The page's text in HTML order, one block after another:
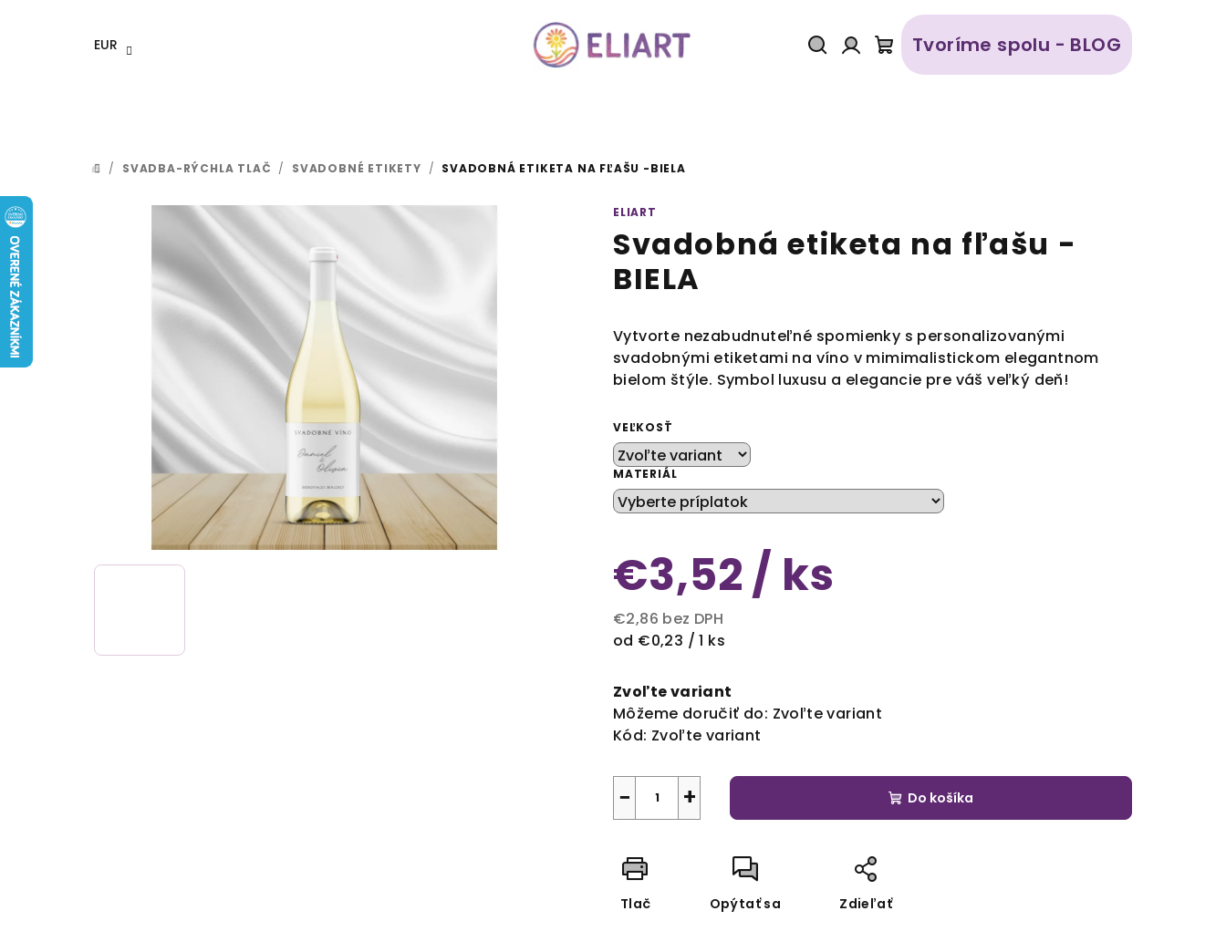
EUR
Prihlásenie
Nákupný
Tvoríme spolu - BLOG
DOMOV
/ SVADBA-RÝCHLA TLAČ / SVADOBNÉ ETIKETY / SVADOBNÁ ETIKETA NA FĽAŠU -BIELA
ELIART
Svadobná etiketa na fľašu -
BIELA
Vytvorte nezabudnuteľné spomienky s personalizovanými
svadobnými etiketami na víno v mimimalistickom elegantnom
bielom štýle. Symbol luxusu a elegancie pre váš veľký deň!
VEĽKOSŤ
MATERIÁL
€3,52/ ks
€2,86 bez DPH
Jednotková
od €0,23 / 1 ks
Zvoľte variant
Môžeme doručiť do: Zvoľte variant
Kód: Zvoľte variant
+
− Do košíka
Tlač Opýtať sa Zdieľať